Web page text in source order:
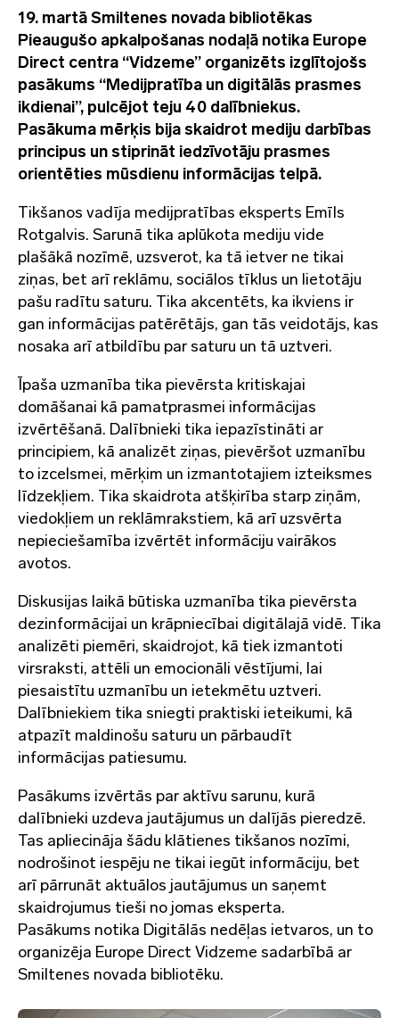
19. martā Smiltenes novada bibliotēkas
Pieaugušo apkalpošanas nodaļā notika Europe
Direct centra “Vidzeme” organizēts izglītojošs
pasākums “Medijpratība un digitālās prasmes
ikdienai”, pulcējot teju 40 dalībniekus.
Pasākuma mērķis bija skaidrot mediju darbības
principus un stiprināt iedzīvotāju prasmes
orientēties mūsdienu informācijas telpā.
Tikšanos vadīja medijpratības eksperts Emīls
Rotgalvis. Sarunā tika aplūkota mediju vide
plašākā nozīmē, uzsverot, ka tā ietver ne tikai
ziņas, bet arī reklāmu, sociālos tīklus un lietotāju
pašu radītu saturu. Tika akcentēts, ka ikviens ir
gan informācijas patērētājs, gan tās veidotājs, kas
nosaka arī atbildību par saturu un tā uztveri.
Īpaša uzmanība tika pievērsta kritiskajai
domāšanai kā pamatprasmei informācijas
izvērtēšanā. Dalībnieki tika iepazīstināti ar
principiem, kā analizēt ziņas, pievēršot uzmanību
to izcelsmei, mērķim un izmantotajiem izteiksmes
līdzekļiem. Tika skaidrota atšķirība starp ziņām,
viedokļiem un reklāmrakstiem, kā arī uzsvērta
nepieciešamība izvērtēt informāciju vairākos
avotos.
Diskusijas laikā būtiska uzmanība tika pievērsta
dezinformācijai un krāpniecībai digitālajā vidē. Tika
analizēti piemēri, skaidrojot, kā tiek izmantoti
virsraksti, attēli un emocionāli vēstījumi, lai
piesaistītu uzmanību un ietekmētu uztveri.
Dalībniekiem tika sniegti praktiski ieteikumi, kā
atpazīt maldinošu saturu un pārbaudīt
informācijas patiesumu.
Pasākums izvērtās par aktīvu sarunu, kurā
dalībnieki uzdeva jautājumus un dalījās pieredzē.
Tas apliecināja šādu klātienes tikšanos nozīmi,
nodrošinot iespēju ne tikai iegūt informāciju, bet
arī pārrunāt aktuālos jautājumus un saņemt
skaidrojumus tieši no jomas eksperta.
Pasākums notika Digitālās nedēļas ietvaros, un to
organizēja Europe Direct Vidzeme sadarbībā ar
Smiltenes novada bibliotēku.